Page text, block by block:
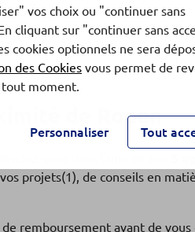
de Rouen
vous dans l'une de nos
projets(1), de conseils en
remboursement avant de vous
vos choix ou "continuer sans
cliquant sur "continuer sans
cookies optionnels ne sera
des Cookies vous permet de
tout moment.
Personnaliser Tout